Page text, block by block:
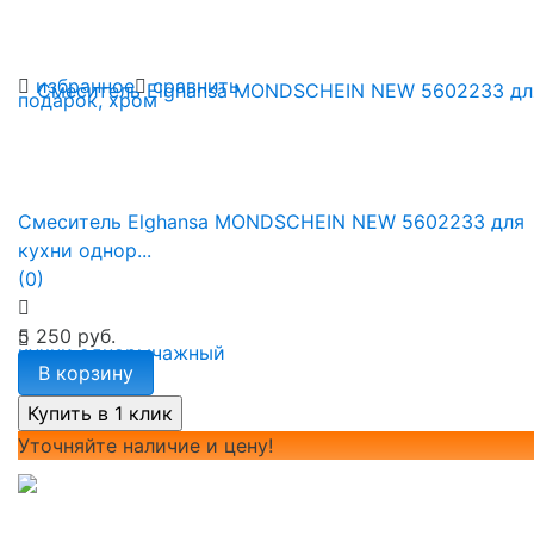
избранное сравнить
Смеситель Elghansa MONDSCHEIN NEW 5602233 для
кухни однор...
(0)
5 250 руб.
В корзину
Уточняйте наличие и цену!